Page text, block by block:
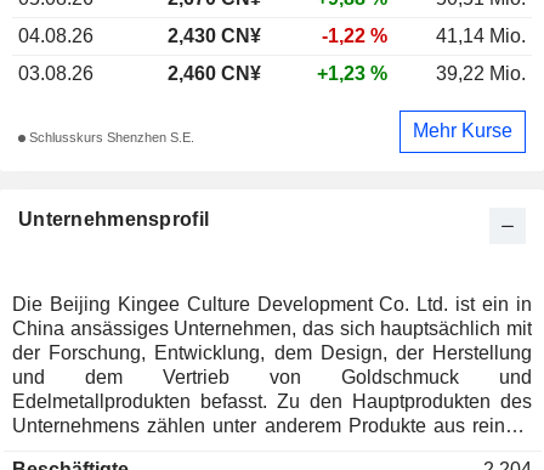
Unternehmensprofil
Die Beijing Kingee Culture Development Co. Ltd. ist ein in
China ansässiges Unternehmen, das sich hauptsächlich mit
der Forschung, Entwicklung, dem Design, der Herstellung
und dem Vertrieb von Goldschmuck und
Edelmetallprodukten befasst. Zu den Hauptprodukten des
Unternehmens zählen unter anderem Produkte aus reinem
04.08.26
2,430 CN¥ -1,22 %
41,14 Mio.
03.08.26
2,460 CN¥ +1,23 % 39,22 Mio.
Schlusskurs Shenzhen S.E. Mehr Kurse